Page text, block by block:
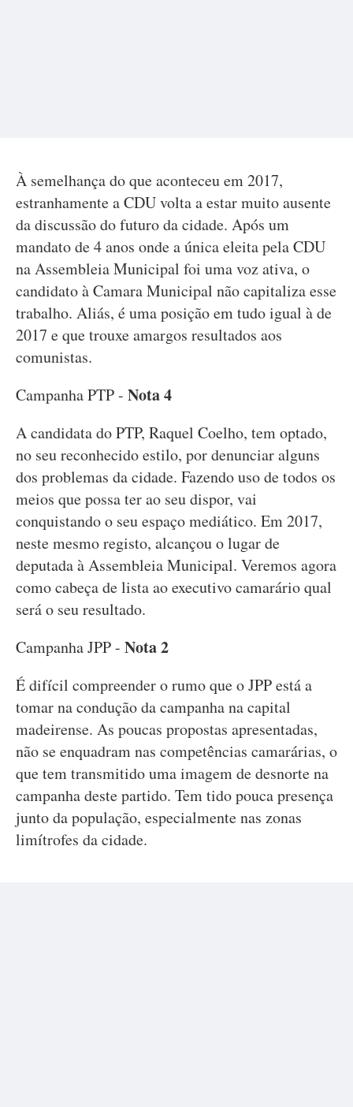
À semelhança do que aconteceu em 2017,
estranhamente a CDU volta a estar muito ausente
da discussão do futuro da cidade. Após um
mandato de 4 anos onde a única eleita pela CDU
na Assembleia Municipal foi uma voz ativa, o
candidato à Camara Municipal não capitaliza esse
trabalho. Aliás, é uma posição em tudo igual à de
2017 e que trouxe amargos resultados aos
comunistas.
Campanha PTP - Nota 4
A candidata do PTP, Raquel Coelho, tem optado,
no seu reconhecido estilo, por denunciar alguns
dos problemas da cidade. Fazendo uso de todos os
meios que possa ter ao seu dispor, vai
conquistando o seu espaço mediático. Em 2017,
neste mesmo registo, alcançou o lugar de
deputada à Assembleia Municipal. Veremos agora
como cabeça de lista ao executivo camarário qual
será o seu resultado.
Campanha JPP - Nota 2
É difícil compreender o rumo que o JPP está a
tomar na condução da campanha na capital
madeirense. As poucas propostas apresentadas,
não se enquadram nas competências camarárias, o
que tem transmitido uma imagem de desnorte na
campanha deste partido. Tem tido pouca presença
junto da população, especialmente nas zonas
limítrofes da cidade.